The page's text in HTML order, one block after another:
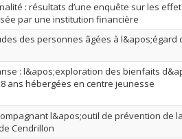
: résultats d’une enquête sur les
par une institution financière
des personnes âgées à l&apos;égard
: l&apos;exploration des bienfaits
ans hébergées en centre jeunesse
l&apos;outil de prévention de
Cendrillon